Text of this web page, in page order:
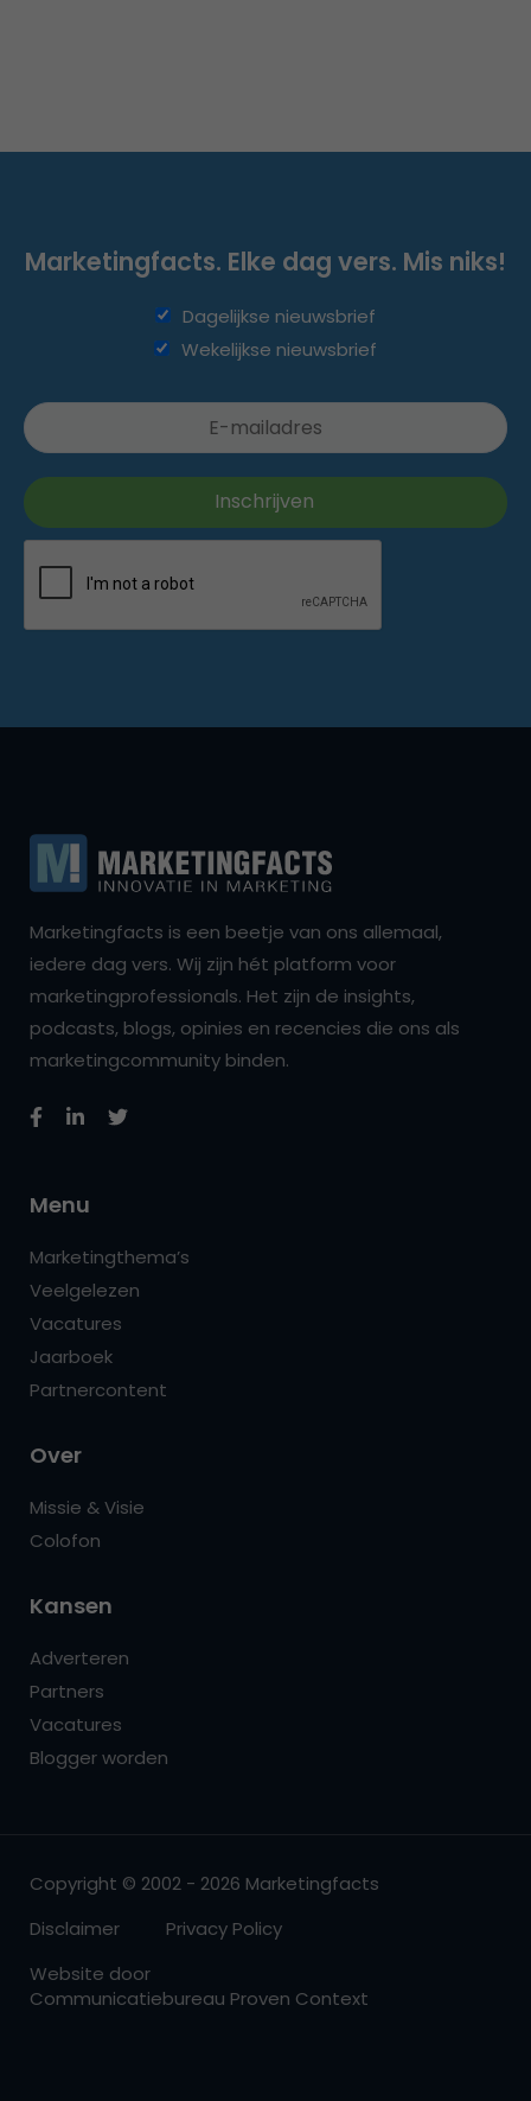
Marketingfacts. Elke dag vers. Mis niks!
Dagelijkse nieuwsbrief
Wekelijkse nieuwsbrief
Marketingfacts is een beetje van ons allemaal,
iedere dag vers. Wij zijn hét platform voor
marketingprofessionals. Het zijn de insights,
podcasts, blogs, opinies en recencies die ons als
marketingcommunity binden.
Menu
Marketingthema’s
Veelgelezen
Vacatures
Jaarboek
Partnercontent
Over
Missie & Visie
Colofon
Kansen
Adverteren
Partners
Vacatures
Blogger worden
Copyright © 2002 - 2026 Marketingfacts
Disclaimer
Privacy Policy
Website door
Communicatiebureau Proven Context